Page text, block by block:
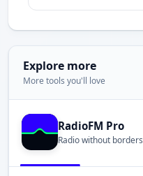
Explore more
More tools you'll love
RadioFM Pro
Radio without borders